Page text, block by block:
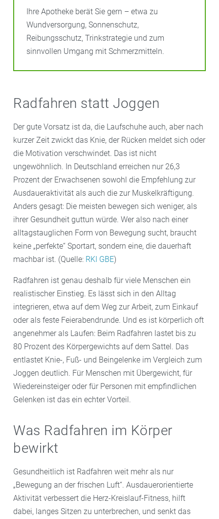
Ihre Apotheke berät Sie gern – etwa zu
Wundversorgung, Sonnenschutz,
Reibungsschutz, Trinkstrategie und zum
sinnvollen Umgang mit Schmerzmitteln.
Radfahren statt Joggen
Der gute Vorsatz ist da, die Laufschuhe auch, aber nach
kurzer Zeit zwickt das Knie, der Rücken meldet sich oder
die Motivation verschwindet. Das ist nicht
ungewöhnlich. In Deutschland erreichen nur 26,3
Prozent der Erwachsenen sowohl die Empfehlung zur
Ausdaueraktivität als auch die zur Muskelkräftigung.
Anders gesagt: Die meisten bewegen sich weniger, als
ihrer Gesundheit guttun würde. Wer also nach einer
alltagstauglichen Form von Bewegung sucht, braucht
keine „perfekte“ Sportart, sondern eine, die dauerhaft
machbar ist. (Quelle: RKI GBE)
Radfahren ist genau deshalb für viele Menschen ein
realistischer Einstieg. Es lässt sich in den Alltag
integrieren, etwa auf dem Weg zur Arbeit, zum Einkauf
oder als feste Feierabendrunde. Und es ist körperlich oft
angenehmer als Laufen: Beim Radfahren lastet bis zu
80 Prozent des Körpergewichts auf dem Sattel. Das
entlastet Knie-, Fuß- und Beingelenke im Vergleich zum
Joggen deutlich. Für Menschen mit Übergewicht, für
Wiedereinsteiger oder für Personen mit empfindlichen
Gelenken ist das ein echter Vorteil.
Was Radfahren im Körper
bewirkt
Gesundheitlich ist Radfahren weit mehr als nur
„Bewegung an der frischen Luft“. Ausdauerorientierte
Aktivität verbessert die Herz-Kreislauf-Fitness, hilft
dabei, langes Sitzen zu unterbrechen, und senkt das